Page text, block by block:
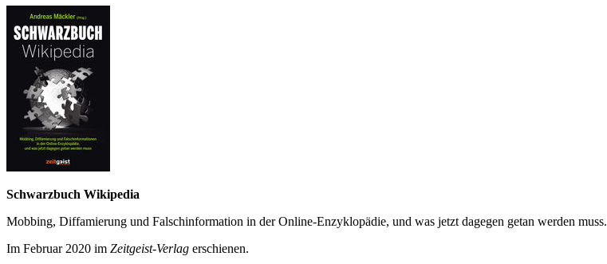
Schwarzbuch Wikipedia
Mobbing, Diffamierung und Falsch­information in der Online-Enzyklo­pädie, und was jetzt da­gegen getan werden muss.
Im Februar 2020 im Zeit­geist-Verlag erschienen.